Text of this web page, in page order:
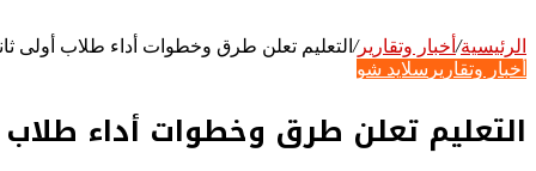
الرئيسية/ أخبار وتقارير/ التعليم تعلن طرق وخطوات أداء طلاب أولى
أخبار وتقارير سلايد شو
التعليم تعلن طرق وخطوات أداء طلاب